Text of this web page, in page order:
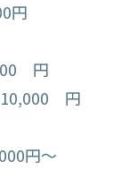
円
円
円
円～